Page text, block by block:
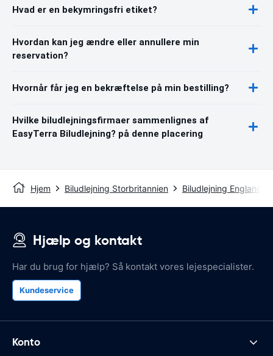
Hvad er en bekymringsfri etiket?
Hvordan kan jeg ændre eller annullere min
reservation?
Hvornår får jeg en bekræftelse på min bestilling?
Hvilke biludlejningsfirmaer sammenlignes af
EasyTerra Biludlejning? på denne placering
Hjem Biludlejning Storbritannien Biludlejning England
Hjælp og kontakt
Har du brug for hjælp? Så kontakt vores lejespecialister.
Kundeservice
Konto